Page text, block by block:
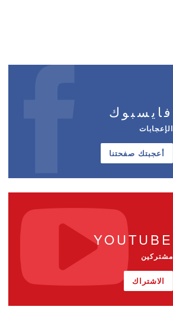
فايسبوك
الإعجابات
أعجبتك صفحتنا
YOUTUBE
مشتركين
الاشتراك